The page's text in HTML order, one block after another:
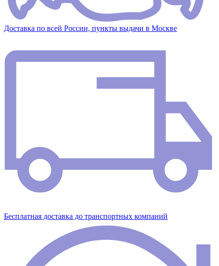
Доставка по всей России, пункты выдачи в Москве
Бесплатная доставка до транспортных компаний